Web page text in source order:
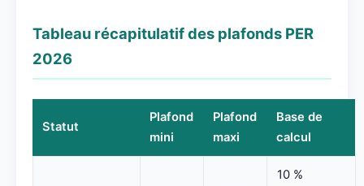
Tableau récapitulatif des plafonds PER
2026
Statut
Plafond
mini
Plafond
maxi
Base de
calcul
10 %